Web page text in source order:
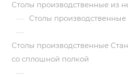
Столы производственные из
— Столы
—
Столы производственные
со сплошной полкой
—